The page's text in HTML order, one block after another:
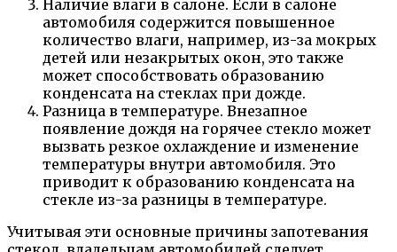
Наличие влаги в салоне. Если в салоне
автомобиля содержится повышенное
количество влаги, например, из-за мокрых
детей или незакрытых окон, это также
может способствовать образованию
конденсата на стеклах при дожде.
Разница в температуре. Внезапное
появление дождя на горячее стекло может
вызвать резкое охлаждение и изменение
температуры внутри автомобиля. Это
приводит к образованию конденсата на
стекле из-за разницы в температуре.
Учитывая эти основные причины запотевания